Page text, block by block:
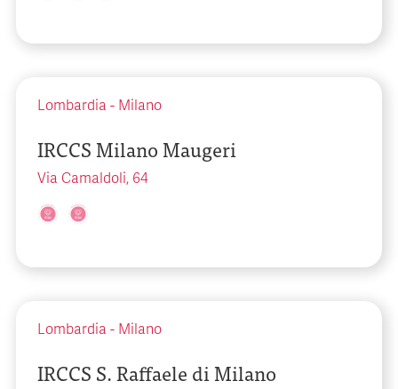
Lombardia - Milano
IRCCS Milano Maugeri
Via Camaldoli, 64
Lombardia - Milano
IRCCS S. Raffaele di Milano